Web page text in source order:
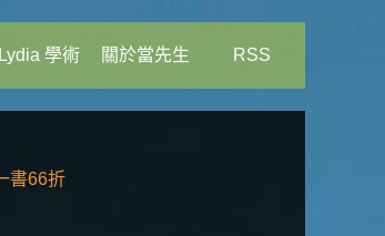
Lydia 學術 關於當先生 RSS